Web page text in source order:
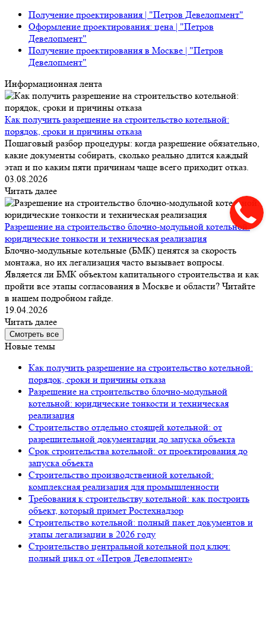
Получение проектирования | "Петров Девелопмент"
Оформление проектирования: цена | "Петров
Девелопмент"
Получение проектирования в Москве | "Петров
Девелопмент"
Информационная лента
Как получить разрешение на строительство котельной:
порядок, сроки и причины отказа
Пошаговый разбор процедуры: когда разрешение обязательно,
какие документы собирать, сколько реально длится каждый
этап и по каким пяти причинам чаще всего приходит отказ.
03.08.2026
Читать далее
Разрешение на строительство блочно-модульной котельной:
юридические тонкости и техническая реализация
Блочно-модульные котельные (БМК) ценятся за скорость
монтажа, но их легализация часто вызывает вопросы.
Является ли БМК объектом капитального строительства и как
пройти все этапы согласования в Москве и области? Читайте
в нашем подробном гайде.
19.04.2026
Читать далее
Смотреть все
Новые темы
Как получить разрешение на строительство котельной:
порядок, сроки и причины отказа
Разрешение на строительство блочно-модульной
котельной: юридические тонкости и техническая
реализация
Строительство отдельно стоящей котельной: от
разрешительной документации до запуска объекта
Срок строительства котельной: от проектирования до
запуска объекта
Строительство производственной котельной:
комплексная реализация для промышленности
Требования к строительству котельной: как построить
объект, который примет Ростехнадзор
Строительство котельной: полный пакет документов и
этапы легализации в 2026 году
Строительство центральной котельной под ключ:
полный цикл от «Петров Девелопмент»